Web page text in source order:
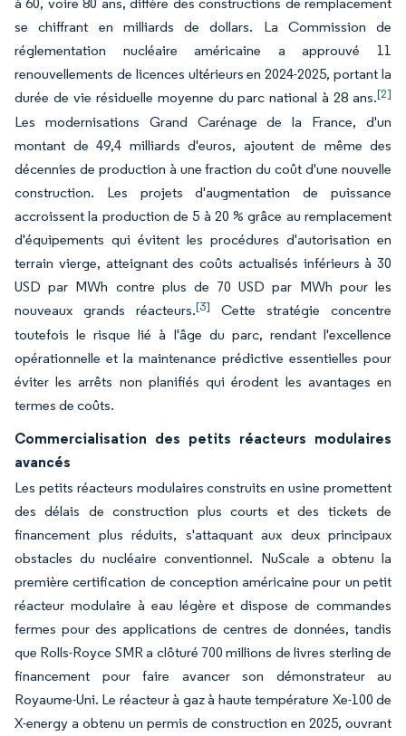
se chiffrant en milliards de dollars. La Commission de
réglementation nucléaire américaine a approuvé 11
renouvellements de licences ultérieurs en 2024-2025, portant la
durée de vie résiduelle moyenne du parc national à 28 ans.[2]
Les modernisations Grand Carénage de la France, d'un
montant de 49,4 milliards d'euros, ajoutent de même des
décennies de production à une fraction du coût d'une nouvelle
construction. Les projets d'augmentation de puissance
accroissent la production de 5 à 20 % grâce au remplacement
d'équipements qui évitent les procédures d'autorisation en
terrain vierge, atteignant des coûts actualisés inférieurs à 30
USD par MWh contre plus de 70 USD par MWh pour les
nouveaux grands réacteurs.[3]
Cette stratégie concentre
toutefois le risque lié à l'âge du parc, rendant l'excellence
opérationnelle et la maintenance prédictive essentielles pour
éviter les arrêts non planifiés qui érodent les avantages en
termes de coûts.
Commercialisation des petits réacteurs modulaires
avancés
Les petits réacteurs modulaires construits en usine promettent
des délais de construction plus courts et des tickets de
financement plus réduits, s'attaquant aux deux principaux
obstacles du nucléaire conventionnel. NuScale a obtenu la
première certification de conception américaine pour un petit
réacteur modulaire à eau légère et dispose de commandes
fermes pour des applications de centres de données, tandis
que Rolls-Royce SMR a clôturé 700 millions de livres sterling de
financement pour faire avancer son démonstrateur au
Royaume-Uni. Le réacteur à gaz à haute température Xe-100 de
X-energy a obtenu un permis de construction en 2025, ouvrant